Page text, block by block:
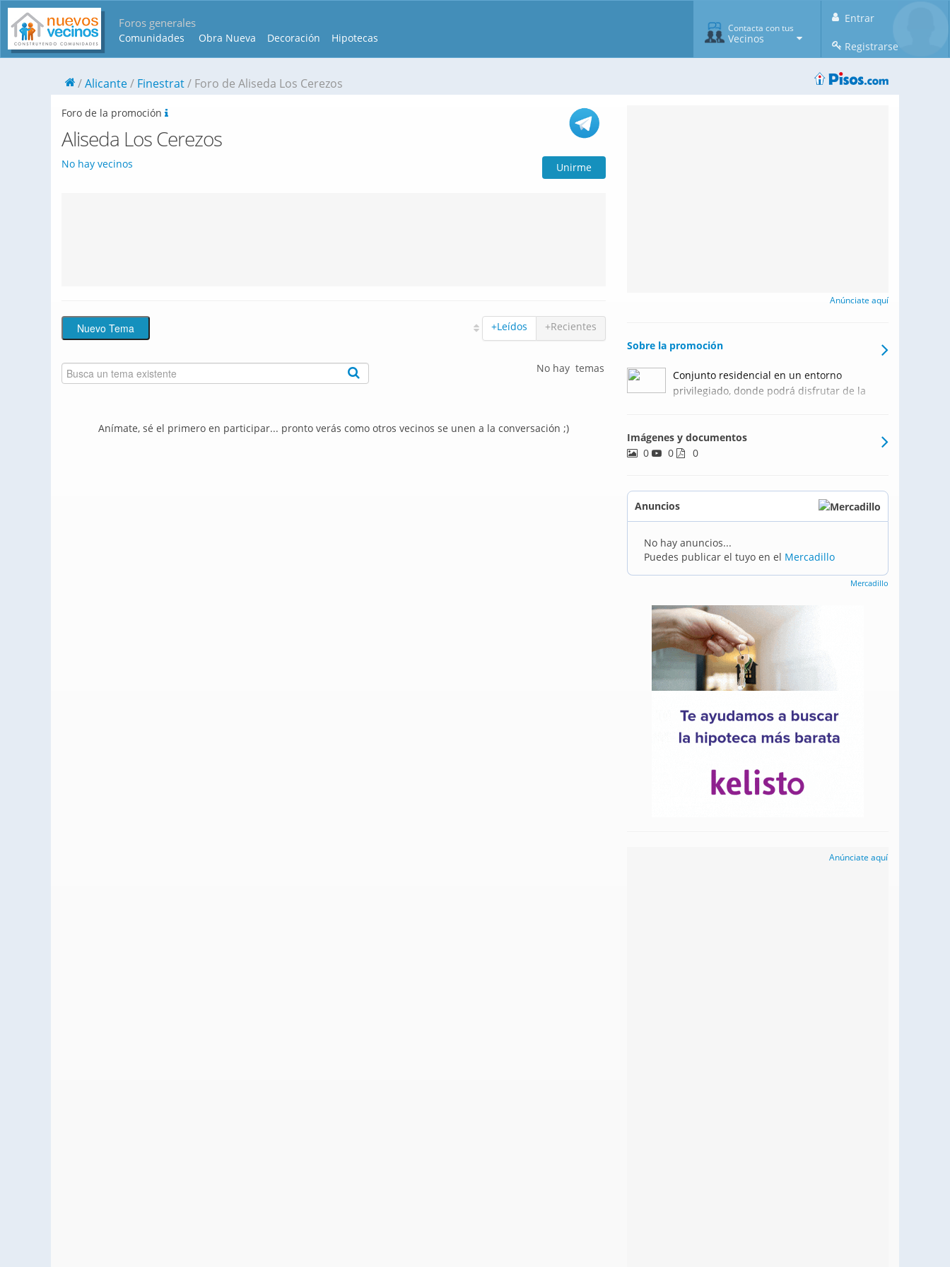
Foros generales
Comunidades Obra Nueva Decoración Hipotecas
Entrar
Registrarse
Contacta con tus
Vecinos
Alicante Finestrat Foro de Aliseda Los Cerezos
Foro de la promoción
Aliseda Los Cerezos
No hay vecinos Unirme
+Leídos +Recientes
No hay temas
Anímate, sé el primero en participar... pronto verás como otros vecinos se unen a la conversación ;)
Anúnciate aquí
Sobre la promoción
Conjunto residencial en un entorno
privilegiado, donde podrá disfrutar de la
Benidorm.
Imágenes y documentos
0
0 0
Anuncios
No hay anuncios...
Puedes publicar el tuyo en el Mercadillo
Mercadillo
Anúnciate aquí